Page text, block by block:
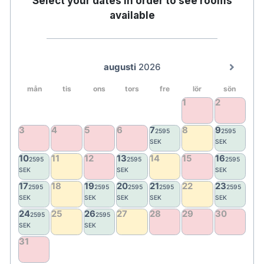
I Saltkällan kan man unna sig fotbad och
havsutsikt. I värmekällan erbjuds bastu, ångbad
kontrast som verkligen ger återhämtning.
Utanför kan du bada i den åretrunt varma poolen
som håller 38 grader.
För den som vill välja aktivitet framför stillhet finns
även ett mindre gym. När kroppen längtar efter
rörelse väntar öns vandringsleder, charmiga stigar
och cykelvägar med möjlighet att hyra cykel direkt
på hotellet.
available